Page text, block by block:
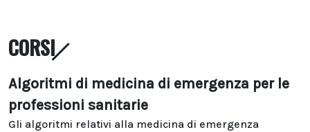
CORSI
Algoritmi di medicina di emergenza per le
professioni sanitarie
Gli algoritmi relativi alla medicina di emergenza